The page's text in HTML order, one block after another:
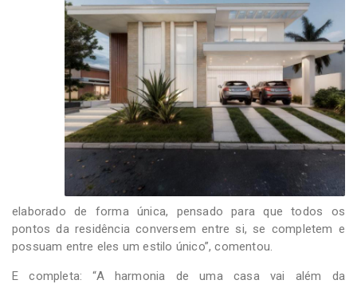
elaborado de forma única, pensado para que todos os
pontos da residência conversem entre si, se completem e
possuam entre eles um estilo único”, comentou.
E completa: “A harmonia de uma casa vai além da